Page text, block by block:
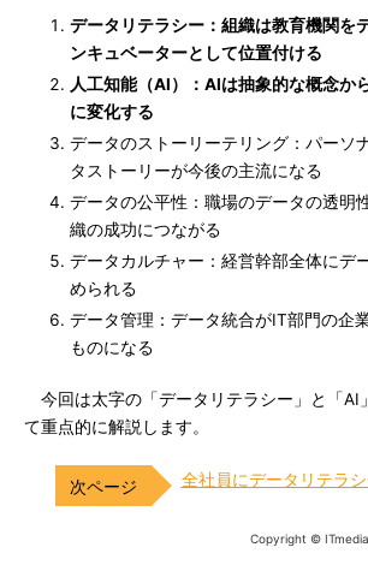
データリテラシー：組織は教育機関を
ンキュベーターとして位置付ける
人工知能（AI）：AIは抽象的な概念か
に変化する
データのストーリーテリング：パーソ
タストーリーが今後の主流になる
データの公平性：職場のデータの透明
織の成功につながる
データカルチャー：経営幹部全体にデ
められる
データ管理：データ統合がIT部門の企
ものになる
今回は太字の「データリテラシー」と「AI
て重点的に解説します。
全社員にデータリテラ
Copyright ©